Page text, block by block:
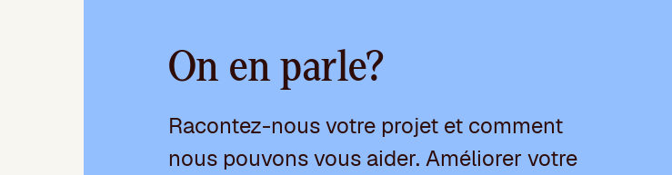
On en parle?
Racontez-nous votre projet et comment
nous pouvons vous aider. Améliorer votre